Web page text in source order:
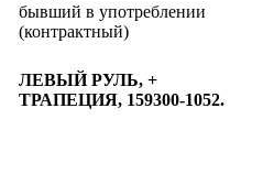
бывший в употреблении
(контрактный)
ЛЕВЫЙ РУЛЬ, +
ТРАПЕЦИЯ, 159300-1052.